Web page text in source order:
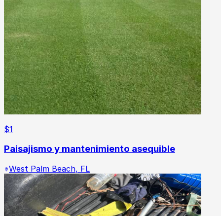
$1
Paisajismo y mantenimiento asequible
West Palm Beach, FL